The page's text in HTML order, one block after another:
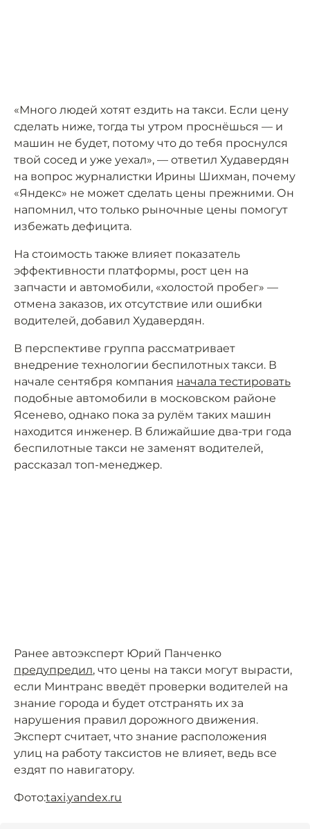
«Много людей хотят ездить на такси. Если цену
сделать ниже, тогда ты утром проснёшься — и
машин не будет, потому что до тебя проснулся
твой сосед и уже уехал», — ответил Худавердян
на вопрос журналистки Ирины Шихман, почему
«Яндекс» не может сделать цены прежними. Он
напомнил, что только рыночные цены помогут
избежать дефицита.
На стоимость также влияет показатель
эффективности платформы, рост цен на
запчасти и автомобили, «холостой пробег» —
отмена заказов, их отсутствие или ошибки
водителей, добавил Худавердян.
В перспективе группа рассматривает
внедрение технологии беспилотных такси. В
начале сентября компания начала тестировать
подобные автомобили в московском районе
Ясенево, однако пока за рулём таких машин
находится инженер. В ближайшие два-три года
беспилотные такси не заменят водителей,
рассказал топ-менеджер.
Ранее автоэксперт Юрий Панченко
предупредил, что цены на такси могут вырасти,
если Минтранс введёт проверки водителей на
знание города и будет отстранять их за
нарушения правил дорожного движения.
Эксперт считает, что знание расположения
улиц на работу таксистов не влияет, ведь все
ездят по навигатору.
Фото:taxi.yandex.ru